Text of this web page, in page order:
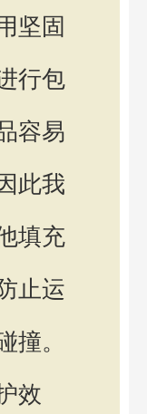
坚固
行包
容易
此我
填充
止运
撞。
效